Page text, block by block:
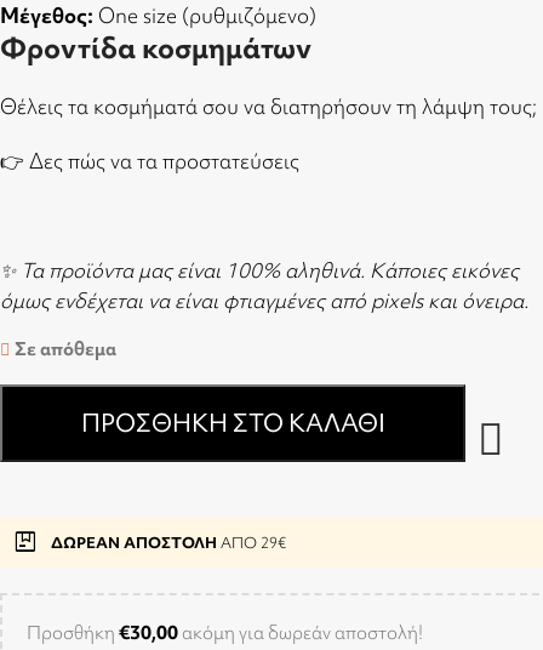
Μέγεθος: One size (ρυθμιζόμενο)
Φροντίδα κοσμημάτων
Θέλεις τα κοσμήματά σου να διατηρήσουν τη λάμψη τους;
👉 Δες πώς να τα προστατεύσεις
✨ Τα προϊόντα μας είναι 100% αληθινά. Κάποιες εικόνες
όμως ενδέχεται να είναι φτιαγμένες από pixels και όνειρα.
Σε απόθεμα
ΠΡΟΣΘΉΚΗ ΣΤΟ ΚΑΛΆΘΙ
package ΔΩΡΕΑΝ ΑΠΟΣΤΟΛΗ ΑΠΟ 29€
Προσθήκη €30,00 ακόμη για δωρεάν αποστολή!